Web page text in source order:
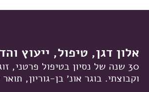
אלון דגן, טיפול, ייעוץ
30 שנה של נסיון בטיפול פרטני,
וקבוצתי. בוגר אונ׳ בן-גוריון,